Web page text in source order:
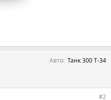
Авто Танк 300 Т-34
#2